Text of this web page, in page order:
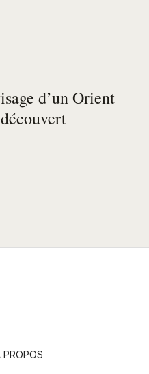
d’un Orient
PROPOS